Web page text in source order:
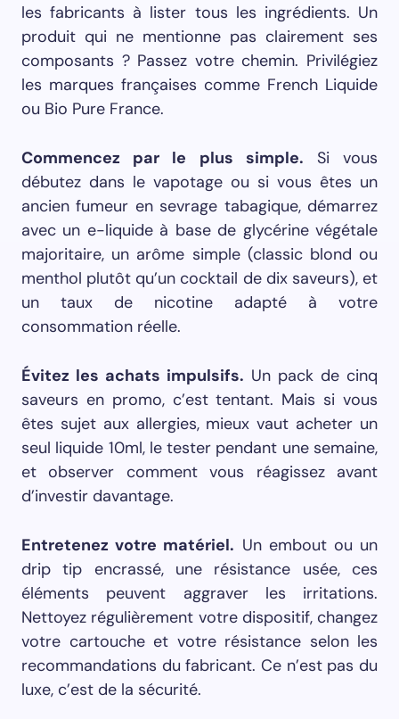
les fabricants à lister tous les ingrédients. Un
produit qui ne mentionne pas clairement ses
composants ? Passez votre chemin. Privilégiez
les marques françaises comme French Liquide
ou Bio Pure France.
Commencez par le plus simple. Si vous
débutez dans le vapotage ou si vous êtes un
ancien fumeur en sevrage tabagique, démarrez
avec un e-liquide à base de glycérine végétale
majoritaire, un arôme simple (classic blond ou
menthol plutôt qu’un cocktail de dix saveurs), et
un taux de nicotine adapté à votre
consommation réelle.
Évitez les achats impulsifs. Un pack de cinq
saveurs en promo, c’est tentant. Mais si vous
êtes sujet aux allergies, mieux vaut acheter un
seul liquide 10ml, le tester pendant une semaine,
et observer comment vous réagissez avant
d’investir davantage.
Entretenez votre matériel. Un embout ou un
drip tip encrassé, une résistance usée, ces
éléments peuvent aggraver les irritations.
Nettoyez régulièrement votre dispositif, changez
votre cartouche et votre résistance selon les
recommandations du fabricant. Ce n’est pas du
luxe, c’est de la sécurité.